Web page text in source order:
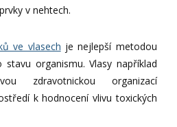
v nehtech.
ve vlasech je nejlepší metodou
organismu. Vlasy například
zdravotnickou organizací
k hodnocení vlivu toxických